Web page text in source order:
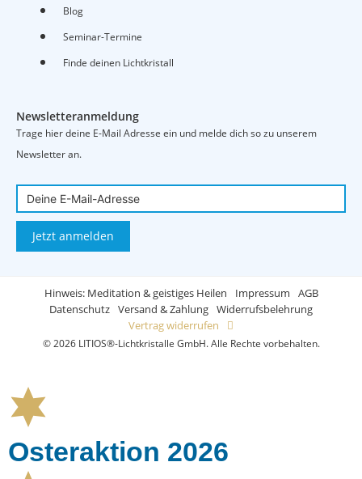
Blog
Seminar-Termine
Finde deinen Lichtkristall
Newsletteranmeldung
Trage hier deine E-Mail Adresse ein und melde dich so zu unserem
Newsletter an.
Jetzt anmelden
Hinweis: Meditation & geistiges Heilen Impressum
AGB
Datenschutz Versand & Zahlung Widerrufsbelehrung
Vertrag widerrufen
© 2026 LITIOS®-Lichtkristalle GmbH. Alle Rechte vorbehalten.
Osteraktion 2026